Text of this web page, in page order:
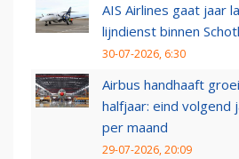
AIS Airlines gaat jaar
lijndienst binnen
30-07-2026, 6:30
Airbus handhaaft
halfjaar: eind volgend
per maand
29-07-2026, 20:09